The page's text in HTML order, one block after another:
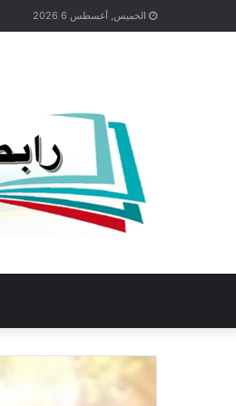
الخميس, أغسطس 6 2026